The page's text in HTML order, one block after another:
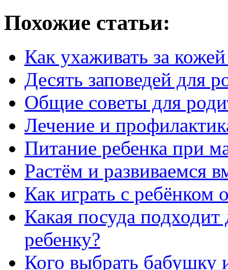
Похожие статьи:
Как ухаживать за
Десять заповедей для
Общие советы для
Лечение и
Питание ребенка при
Растём и развиваемся
Как играть с ребёнком
Какая посуда
ребенку?
Кого выбрать бабушку